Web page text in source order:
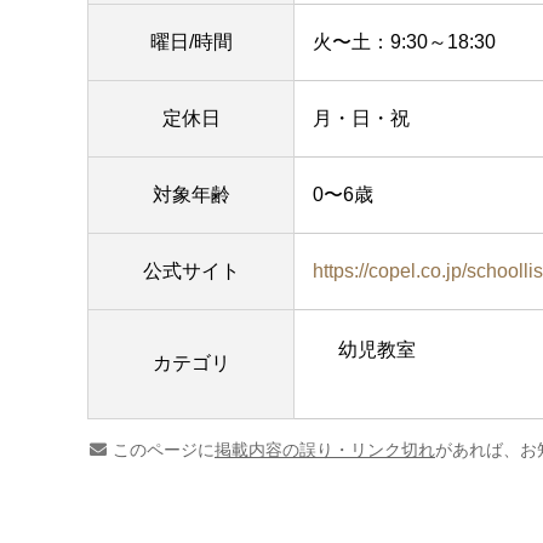
曜日/時間 火〜土：9:30～18:30
定休日 月・日・祝
対象年齢 0〜6歳
公式サイト https://copel.co.jp/
カテゴリ
幼児教室
このページに掲載内容の誤り・リンク切れがあれば、お